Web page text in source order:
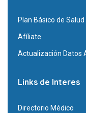
Plan Básico de Salud
Afíliate
Actualización Datos
Links de Interes
Directorio Médico